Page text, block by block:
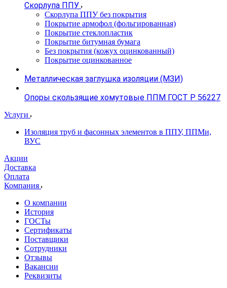
Скорлупа ППУ
Скорлупа ППУ без покрытия
Покрытие армофол (фольгированная)
Покрытие стеклопластик
Покрытие битумная бумага
Без покрытия (кожух оцинкованный)
Покрытие оцинкованное
Металлическая заглушка изоляции (МЗИ)
Опоры скользящие хомутовые ППМ ГОСТ Р 56227
Услуги
Изоляция труб и фасонных элементов в ППУ, ППМи,
ВУС
Акции
Доставка
Оплата
Компания
О компании
История
ГОСТы
Сертификаты
Поставщики
Сотрудники
Отзывы
Вакансии
Реквизиты